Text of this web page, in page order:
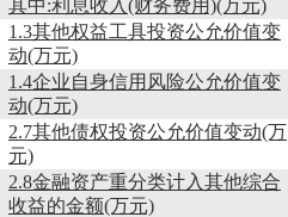
其中:利息收入(财务费用)(万元)
1.3其他权益工具投资公允价值变
动(万元)
1.4企业自身信用风险公允价值变
动(万元)
2.7其他债权投资公允价值变动(万
元)
2.8金融资产重分类计入其他综合
收益的金额(万元)